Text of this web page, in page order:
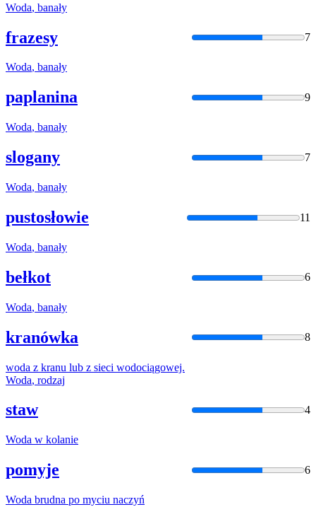
Woda, banały
frazesy 7
Woda, banały
paplanina 9
Woda, banały
slogany 7
Woda, banały
pustosłowie 11
Woda, banały
bełkot 6
Woda, banały
kranówka 8
woda z kranu lub z sieci wodociągowej.
Woda, rodzaj
staw 4
Woda w kolanie
pomyje 6
Woda brudna po myciu naczyń